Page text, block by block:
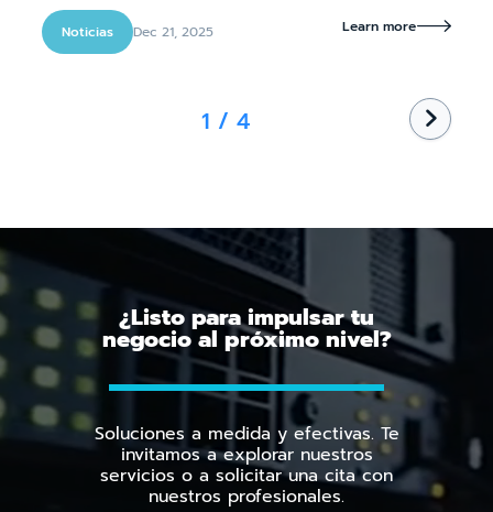
Noticias Dec 21, 2025 Learn more

1 / 4
¿Listo para impulsar tu
negocio al próximo nivel?
Soluciones a medida y efectivas. Te
invitamos a explorar nuestros
servicios o a solicitar una cita con
nuestros profesionales.